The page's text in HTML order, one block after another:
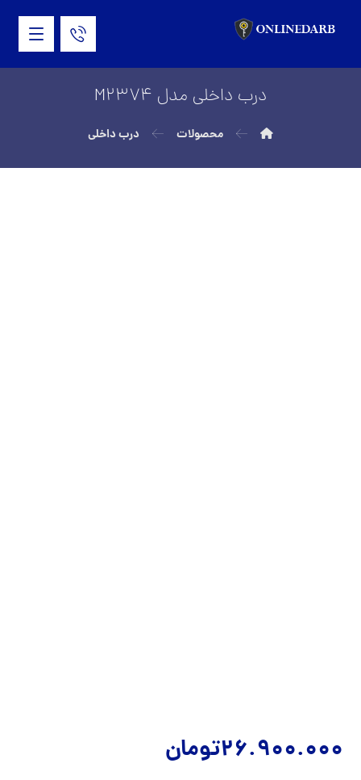
درب داخلی مدل M2374
محصولات درب داخلی
26.900.000تومان